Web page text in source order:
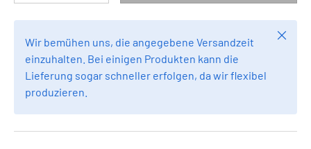
Wir bemühen uns, die angegebene Versandzeit
einzuhalten. Bei einigen Produkten kann die
Lieferung sogar schneller erfolgen, da wir flexibel
produzieren.